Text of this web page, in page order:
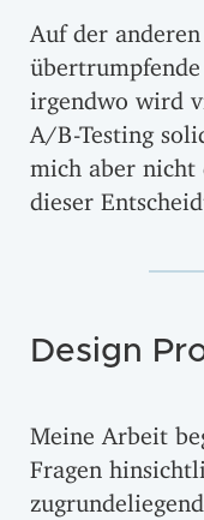
Auf der
übertrumpfende
irgendwo wird
A/B-Testing
mich aber nicht
dieser
Design
Meine Arbeit
Fragen